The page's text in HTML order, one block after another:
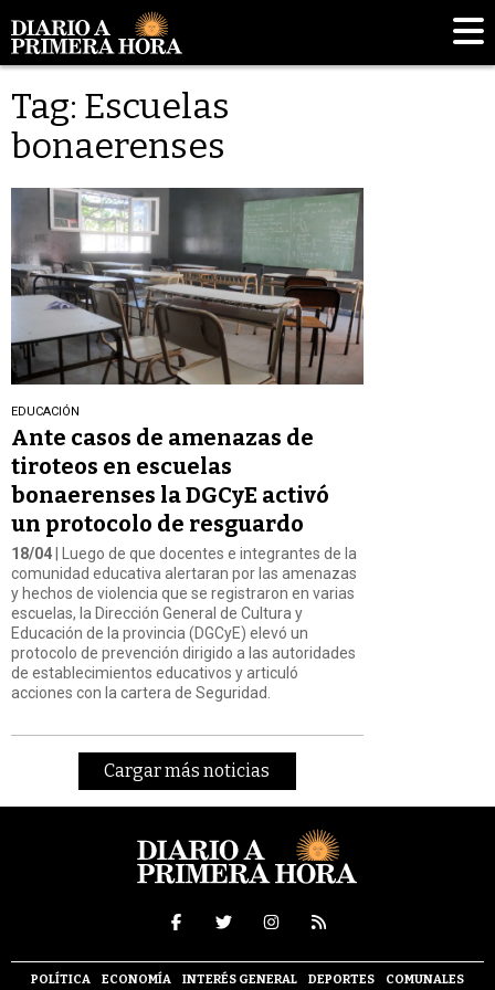
Tag: Escuelas
bonaerenses
EDUCACIÓN
Ante casos de amenazas de
tiroteos en escuelas
bonaerenses la DGCyE activó
un protocolo de resguardo
18/04 | Luego de que docentes e integrantes de la
comunidad educativa alertaran por las amenazas
y hechos de violencia que se registraron en varias
escuelas, la Dirección General de Cultura y
Educación de la provincia (DGCyE) elevó un
protocolo de prevención dirigido a las autoridades
de establecimientos educativos y articuló
acciones con la cartera de Seguridad.
Cargar más noticias
POLÍTICA ECONOMÍA INTERÉS GENERAL DEPORTES COMUNALES